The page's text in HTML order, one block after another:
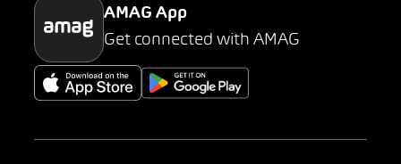
AMAG App
Get connected with AMAG